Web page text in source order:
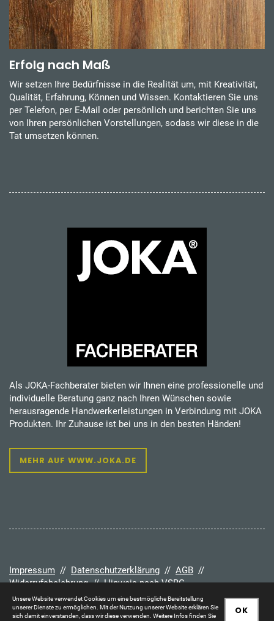
Erfolg nach Maß
Wir setzen Ihre Bedürfnisse in die Realität um, mit Kreativität,
Qualität, Erfahrung, Können und Wissen. Kontaktieren Sie uns
per Telefon, per E-Mail oder persönlich und berichten Sie uns
von Ihren persönlichen Vorstellungen, sodass wir diese in die
Tat umsetzen können.
Als JOKA-Fachberater bieten wir Ihnen eine professionelle und
individuelle Beratung ganz nach Ihren Wünschen sowie
herausragende Handwerkerleistungen in Verbindung mit JOKA
Produkten. Ihr Zuhause ist bei uns in den besten Händen!
MEHR AUF WWW.JOKA.DE
Impressum // Datenschutzerklärung // AGB //
Widerrufsbelehrung//Hinweis nach VSBG
OK
Unsere Website verwendet Cookies um eine bestmögliche Bereitstellung
unserer Dienste zu ermöglichen. Mit der Nutzung unserer Website erklären Sie
sich damit einverstanden, dass wir diese verwenden. Weitere Infos finden Sie